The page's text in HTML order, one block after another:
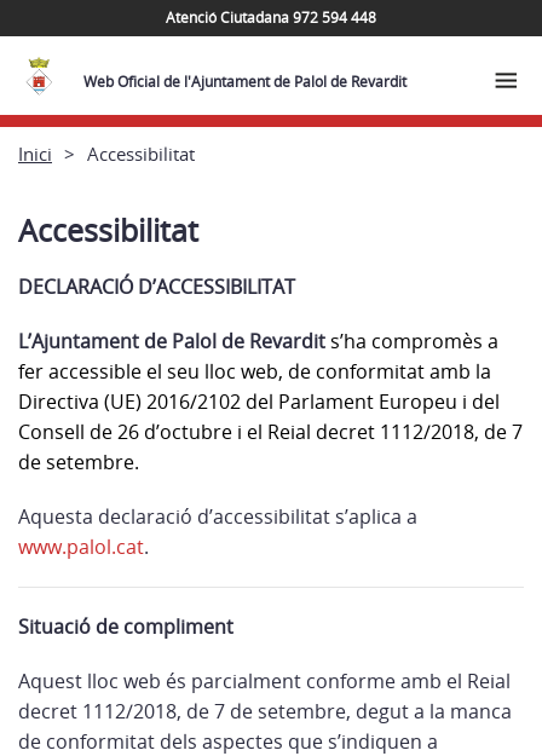
Atenció Ciutadana 972 594 448
Web Oficial de l'Ajuntament de Palol de Revardit
Inici Accessibilitat
Accessibilitat
DECLARACIÓ D’ACCESSIBILITAT
L’Ajuntament de Palol de Revardits’ha compromès a
fer accessible el seu lloc web, de conformitat amb la
Directiva (UE) 2016/2102 del Parlament Europeu i del
Consell de 26 d’octubre i el Reial decret 1112/2018, de 7
de setembre.
Aquesta declaració d’accessibilitat s’aplica a
www.palol.cat.
Situació de compliment
Aquest lloc web és parcialment conforme amb el Reial
decret 1112/2018, de 7 de setembre, degut a la manca
de conformitat dels aspectes que s’indiquen a